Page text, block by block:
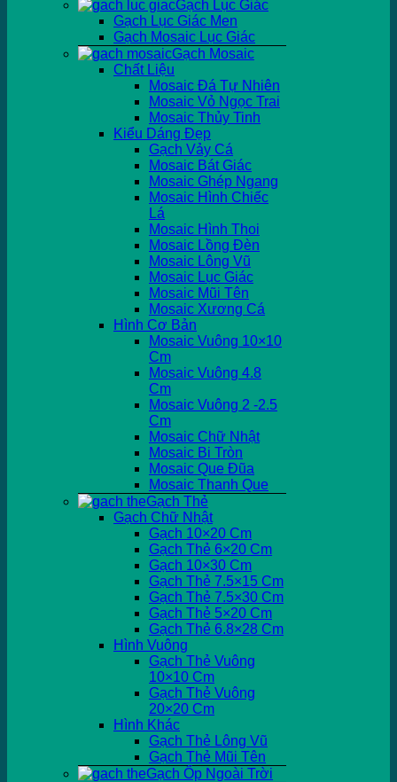
Gạch Lục Giác
Gạch Lục Giác Men
Gạch Mosaic Lục Giác
Gạch Mosaic
Chất Liệu
Mosaic Đá Tự Nhiên
Mosaic Vỏ Ngọc Trai
Mosaic Thủy Tinh
Kiểu Dáng Đẹp
Gạch Vảy Cá
Mosaic Bát Giác
Mosaic Ghép Ngang
Mosaic Hình Chiếc
Lá
Mosaic Hình Thoi
Mosaic Lồng Đèn
Mosaic Lông Vũ
Mosaic Lục Giác
Mosaic Mũi Tên
Mosaic Xương Cá
Hình Cơ Bản
Mosaic Vuông 10×10
Cm
Mosaic Vuông 4.8
Cm
Mosaic Vuông 2 -2.5
Cm
Mosaic Chữ Nhật
Mosaic Bi Tròn
Mosaic Que Đũa
Mosaic Thanh Que
Gạch Thẻ
Gạch Chữ Nhật
Gạch 10×20 Cm
Gạch Thẻ 6×20 Cm
Gạch 10×30 Cm
Gạch Thẻ 7.5×15 Cm
Gạch Thẻ 7.5×30 Cm
Gạch Thẻ 5×20 Cm
Gạch Thẻ 6.8×28 Cm
Hình Vuông
Gạch Thẻ Vuông
10×10 Cm
Gạch Thẻ Vuông
20×20 Cm
Hình Khác
Gạch Thẻ Lông Vũ
Gạch Thẻ Mũi Tên
Gạch Ốp Ngoài Trời